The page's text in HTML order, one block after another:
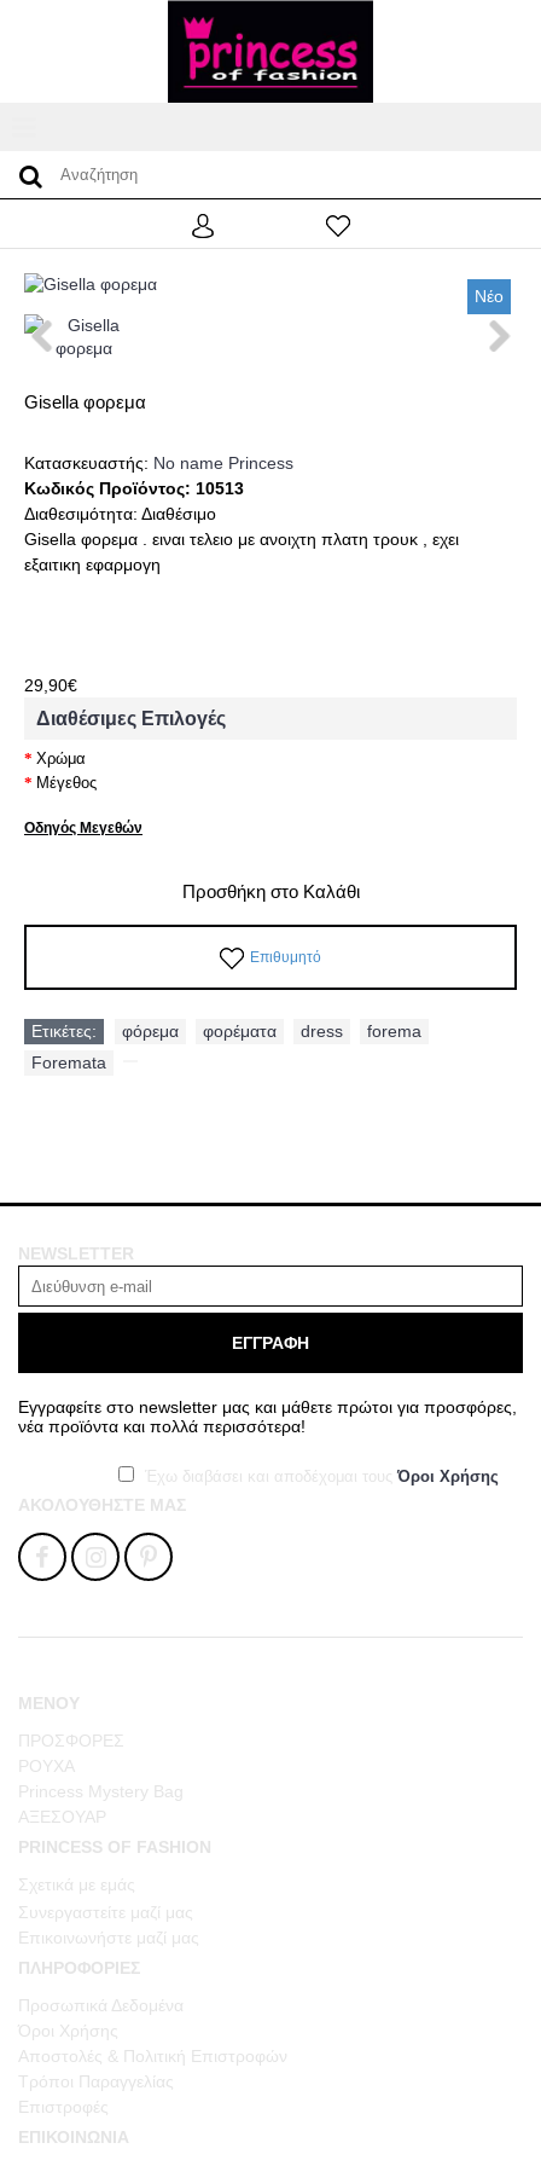
Νέο
Gisella φορεμα
Κατασκευαστής: No name Princess
Κωδικός Προϊόντος: 10513
Διαθεσιμότητα: Διαθέσιμο
Gisella φορεμα . ειναι τελειο με ανοιχτη πλατη τρουκ , εχει
εξαιτικη εφαρμογη
29,90€
Διαθέσιμες Επιλογές
Χρώμα
Μέγεθος
Οδηγός Μεγεθών
Προσθήκη στο Καλάθι
Επιθυμητό
Ετικέτες: φόρεμα φορέματα dress forema
Foremata
NEWSLETTER
ΕΓΓΡΑΦΗ
Εγγραφείτε στο newsletter μας και μάθετε πρώτοι για προσφόρες,
νέα προϊόντα και πολλά περισσότερα!
Έχω διαβάσει και αποδέχομαι τουςΌροι Χρήσης
ΑΚΟΛΟΥΘΉΣΤΕ ΜΑΣ
ΜΕΝΟΥ
ΠΡΟΣΦΟΡΕΣ
ΡΟΥΧΑ
Princess Mystery Bag
ΑΞΕΣΟΥΑΡ
PRINCESS OF FASHION
Σχετικά με εμάς
Συνεργαστείτε μαζί μας
Επικοινωνήστε μαζί μας
ΠΛΗΡΟΦΟΡΙΕΣ
Προσωπικά Δεδομένα
Όροι Χρήσης
Αποστολές & Πολιτική Επιστροφών
Τρόποι Παραγγελίας
Επιστροφές
ΕΠΙΚΟΙΝΩΝΙΑ